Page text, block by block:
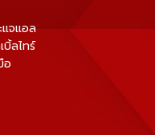
แจแอล
ลไทร์
อ